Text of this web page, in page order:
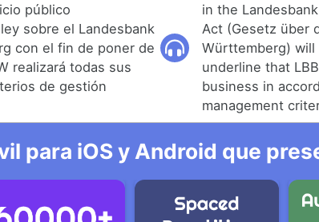
público
sobre el Landesbank
con el fin de poner de
realizará todas sus
de gestión
in the
Act (Gesetz über
Württemberg)
underline that
business in
management
para iOS y Android que